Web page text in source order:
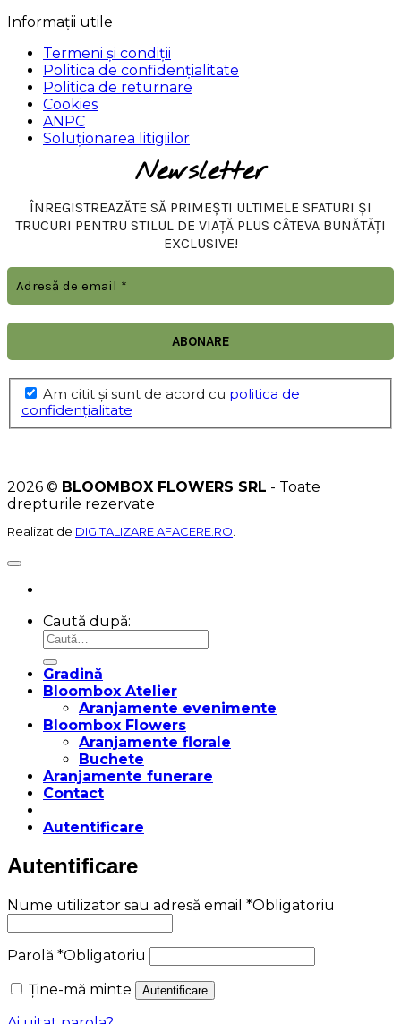
Informații utile
Termeni și condiții
Politica de confidențialitate
Politica de returnare
Cookies
ANPC
Soluționarea litigiilor
Newsletter
ÎNREGISTREAZĂTE SĂ PRIMEȘTI ULTIMELE SFATURI ȘI
TRUCURI PENTRU STILUL DE VIAȚĂ PLUS CÂTEVA BUNĂTĂȚI
EXCLUSIVE!
Am citit şi sunt de acord cu politica de
confidențialitate
2026 © BLOOMBOX FLOWERS SRL - Toate
drepturile rezervate
Realizat de DIGITALIZARE AFACERE.RO.
Caută după:
Gradină
Bloombox Atelier
Aranjamente evenimente
Bloombox Flowers
Aranjamente florale
Buchete
Aranjamente funerare
Contact
Autentificare
Autentificare
Nume utilizator sau adresă email *Obligatoriu
Parolă *Obligatoriu
Ține-mă minte
Autentificare